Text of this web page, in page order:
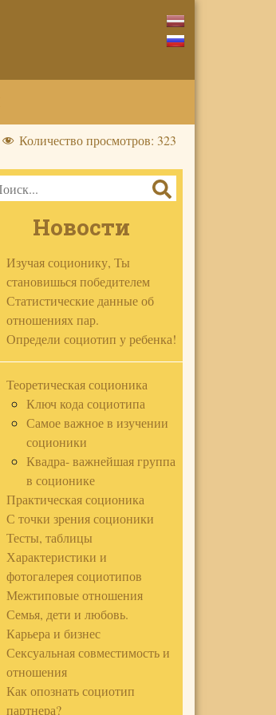
Количество просмотров: 323
Новости
Изучая соционику, Ты
становишься победителем
Статистические данные об
отношениях пар.
Определи социотип у ребенка!
Теоретическая соционика
Ключ кода социотипа
Самое важное в изучении
соционики
Квадра- важнейшая группа
в соционике
Практическая соционика
С точки зрения соционики
Тесты, таблицы
Характеристики и
фотогалерея социотипов
Межтиповые отношения
Семья, дети и любовь.
Карьера и бизнес
Сексуальная совместимость и
отношения
Как опознать социотип
партнера?